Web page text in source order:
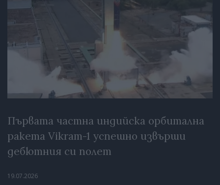
Първата частна индийска орбитална
ракета Vikram-1 успешно извърши
дебютния си полет
19.07.2026